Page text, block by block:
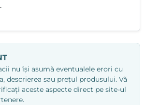
nu își asumă eventualele erori cu
descrierea sau prețul produsului. Vă
aceste aspecte direct pe site-ul